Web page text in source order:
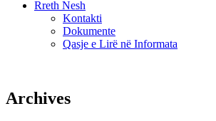
Rreth Nesh
Kontakti
Dokumente
Qasje e Lirë në Informata
Archives